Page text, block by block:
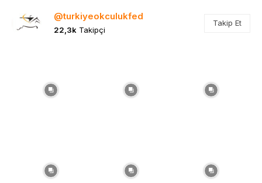
@turkiyeokculukfed
22,3k Takipçi
Takip Et